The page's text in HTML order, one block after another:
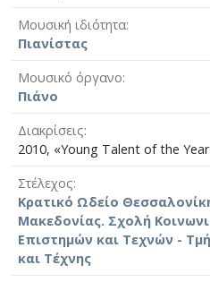
Μουσική ιδιότητα
Πιανίστας
Μουσικό όργανο
Πιάνο
Διακρίσεις
2010, «Young Talent of the
Στέλεχος
Κρατικό Ωδείο
Μακεδονίας. Σχολή
Επιστημών και Τεχνών -
και Τέχνης